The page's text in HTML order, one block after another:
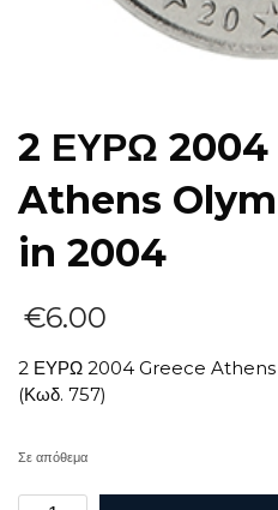
2 ΕΥΡΩ 2004
Athens
in 2004
€6.00
2 ΕΥΡΩ 2004 Greece
(Κωδ. 757)
Σε απόθεμα